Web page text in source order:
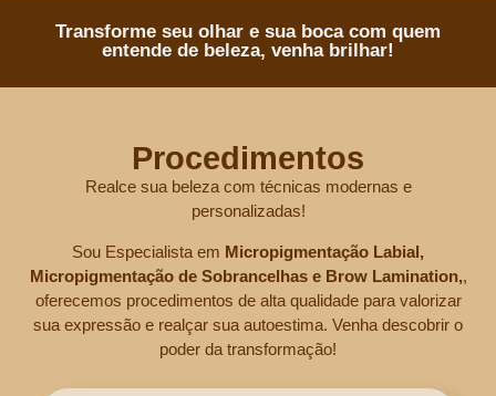
Transforme seu olhar e sua boca com quem
entende de beleza, venha brilhar!
Procedimentos
Realce sua beleza com técnicas modernas e
personalizadas!
Sou Especialista em Micropigmentação Labial,
Micropigmentação de Sobrancelhas e Brow Lamination,,
oferecemos procedimentos de alta qualidade para valorizar
sua expressão e realçar sua autoestima. Venha descobrir o
poder da transformação!